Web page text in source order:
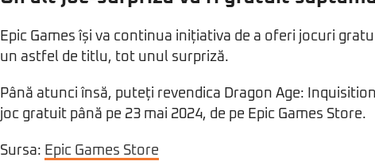
Epic Games își va continua inițiativa de a oferi jocuri
un astfel de titlu, tot unul surpriză.
Până atunci însă, puteți revendica Dragon Age:
joc gratuit până pe 23 mai 2024, de pe Epic Games Store.
Sursa: Epic Games Store